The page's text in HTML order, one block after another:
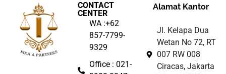
CONTACT
CENTER
WA :+62
857-7799-
9329
Office : 021-
Alamat Kantor
Jl. Kelapa Dua
Wetan No 72, RT
007 RW 008
Ciracas, Jakarta